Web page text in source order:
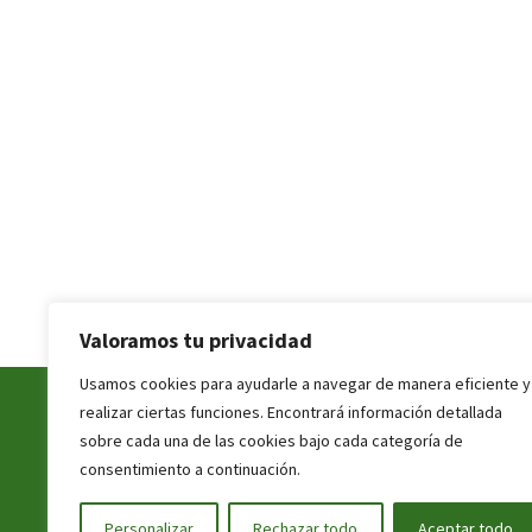
Valoramos tu privacidad
Usamos cookies para ayudarle a navegar de manera eficiente y
realizar ciertas funciones. Encontrará información detallada
sobre cada una de las cookies bajo cada categoría de
consentimiento a continuación.
© Servicios del Col·legi Parroquial Don José
Construido con